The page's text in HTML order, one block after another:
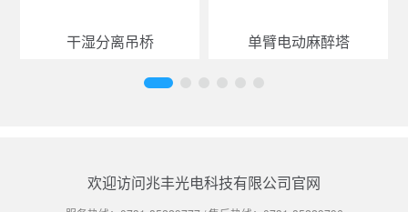
干湿分离吊桥 单臂电动麻醉塔
欢迎访问兆丰光电科技有限公司官网